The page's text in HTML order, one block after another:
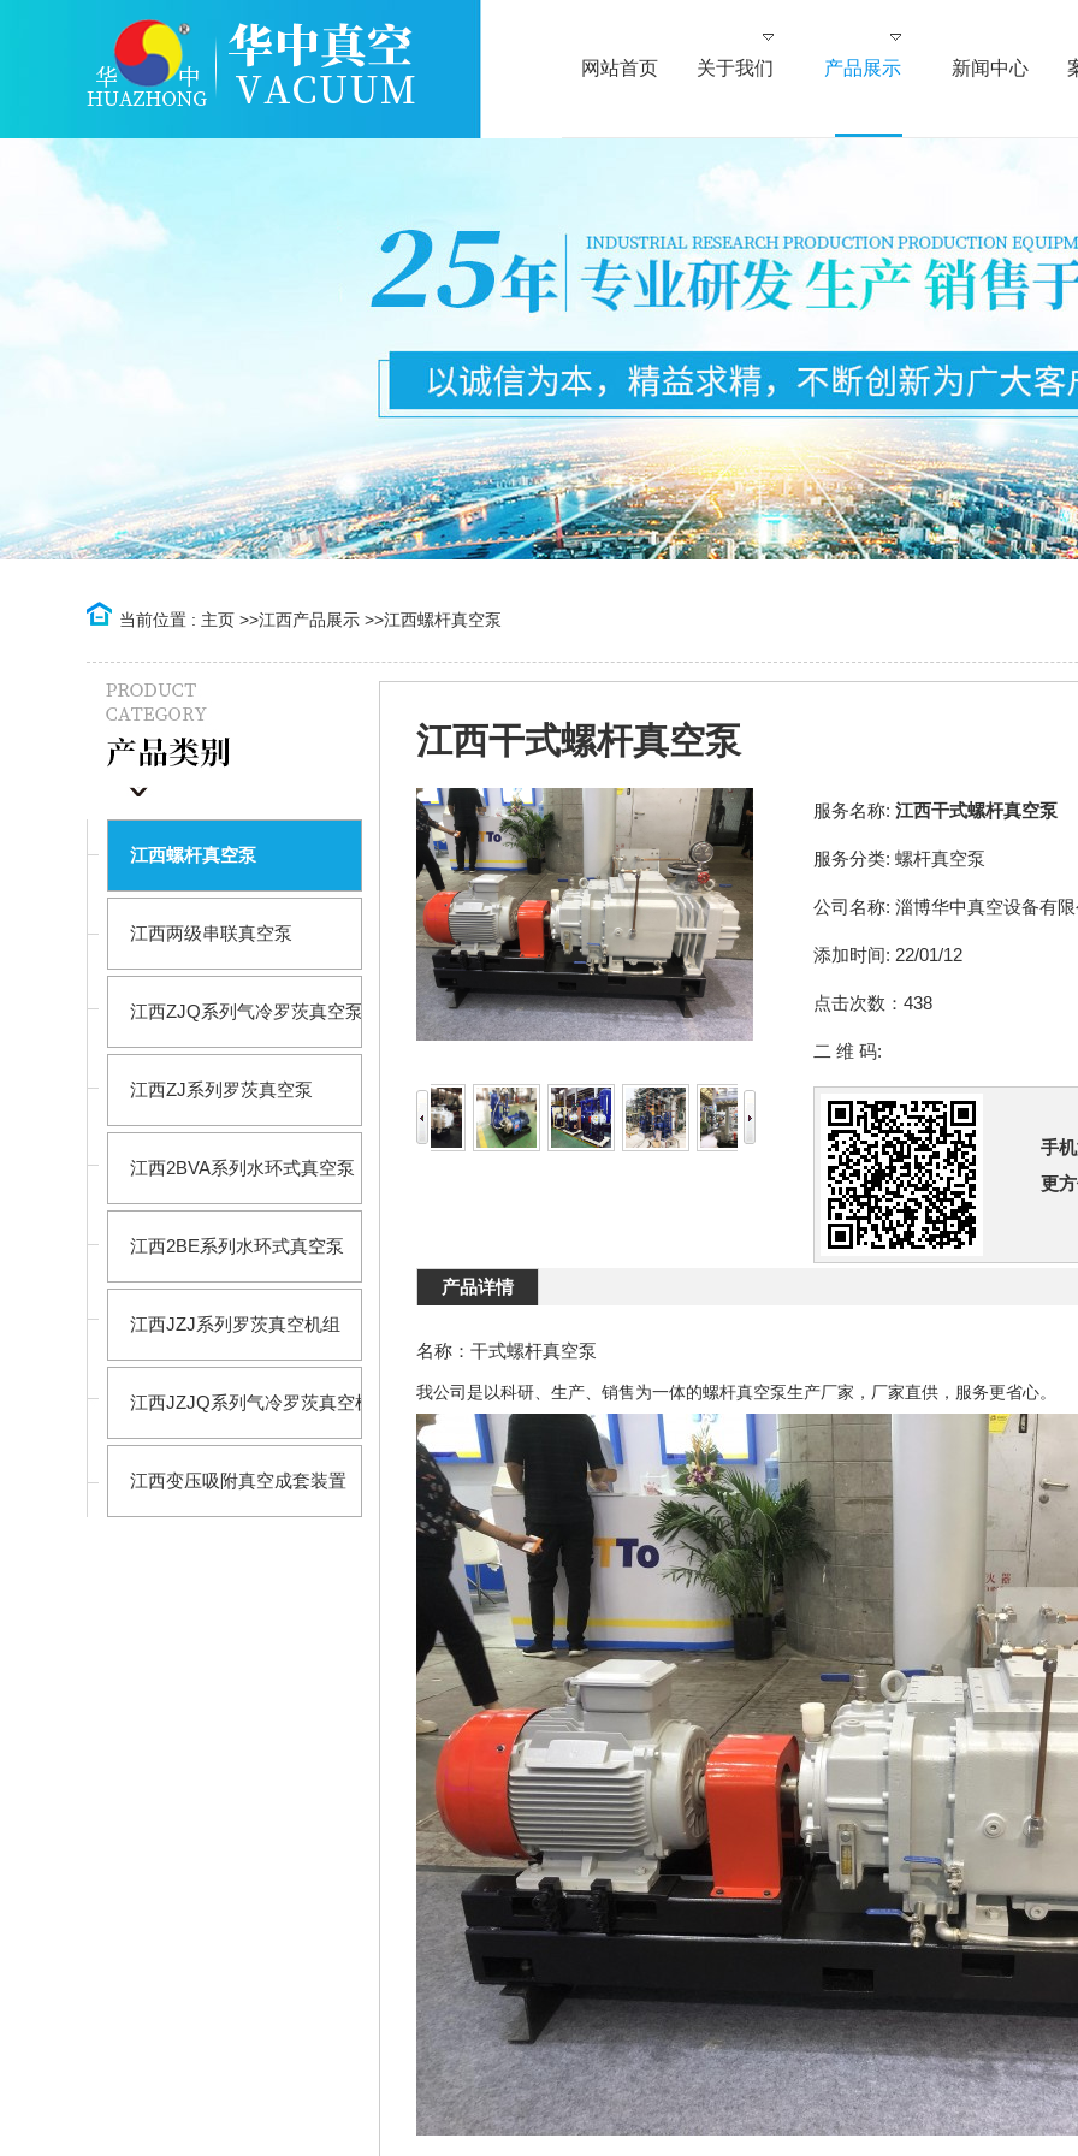
网站首页 关于我们 产品展示 新闻中心
当前位置 : 主页 >>江西产品展示 >>江西螺杆真空泵
江西螺杆真空泵
江西两级串联真空泵
江西ZJQ系列气冷罗茨真空泵
江西ZJ系列罗茨真空泵
江西2BVA系列水环式真空泵
江西2BE系列水环式真空泵
江西JZJ系列罗茨真空机组
江西JZJQ系列气冷罗茨真空机组
江西变压吸附真空成套装置
江西干式螺杆真空泵
服务名称: 江西干式螺杆真空泵
服务分类: 螺杆真空泵
公司名称: 淄博华中真空设备有
添加时间: 22/01/12
点击次数： 438
二 维 码:
手
更
产品详情
名称：干式螺杆真空泵
我公司是以科研、生产、销售为一体的螺杆真空泵生产厂家，厂家直供，服务更省心。